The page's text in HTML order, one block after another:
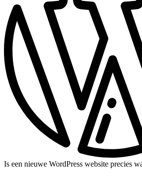
Is een nieuwe WordPress website precies